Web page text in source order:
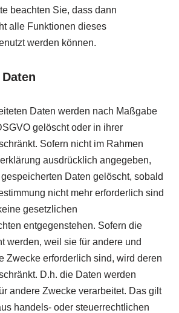
beachten Sie, dass dann
alle Funktionen dieses
werden können.
Daten werden nach Maßgabe
gelöscht oder in ihrer
Sofern nicht im Rahmen
ausdrücklich angegeben,
Daten gelöscht, sobald
nicht mehr erforderlich sind
gesetzlichen
entgegenstehen. Sofern die
werden, weil sie für andere und
Zwecke erforderlich sind, wird deren
D.h. die Daten werden
andere Zwecke verarbeitet. Das gilt
handels- oder steuerrechtlichen